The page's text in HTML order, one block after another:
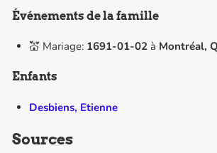
Événements de la famille
💒 Mariage: 1691-01-02à Montréal,
Enfants
Desbiens, Etienne
Sources